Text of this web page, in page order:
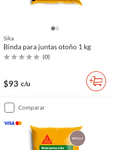
Sika
Binda para juntas otoño 1 kg
(0)
$93 c/u
comparar